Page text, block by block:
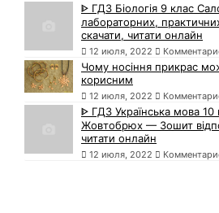
ᐈ ГДЗ Біологія 9 клас
лабораторних, практичних
скачати, читати онлайн
12 июля, 2022
Чому носіння прикрас
корисним
12 июля, 2022
ᐈ ГДЗ Українська мова 10
Жовтобрюх — Зошит
читати онлайн
12 июля, 2022